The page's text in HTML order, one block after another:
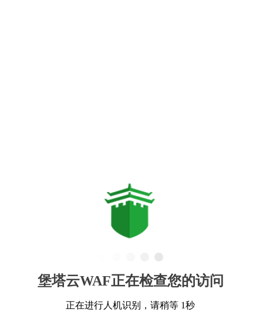
堡塔云WAF正在检查您的访问
正在进行人机识别，请稍等 1秒